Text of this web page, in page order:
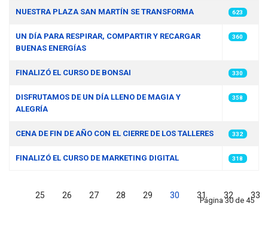
NUESTRA PLAZA SAN MARTÍN SE TRANSFORMA 623
UN DÍA PARA RESPIRAR, COMPARTIR Y RECARGAR
BUENAS ENERGÍAS
360
FINALIZÓ EL CURSO DE BONSAI 330
DISFRUTAMOS DE UN DÍA LLENO DE MAGIA Y
ALEGRÍA
358
CENA DE FIN DE AÑO CON EL CIERRE DE LOS TALLERES 332
FINALIZÓ EL CURSO DE MARKETING DIGITAL 318
Página 30 de 45
25 26 27 28 29 30 31 32 33